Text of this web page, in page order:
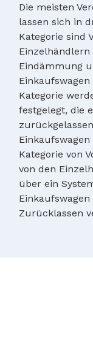
Die meisten
lassen sich in
Kategorie sind
Eindämmung
Kategorie
festgelegt, die
Kategorie von
von den
über ein
Zurücklassen